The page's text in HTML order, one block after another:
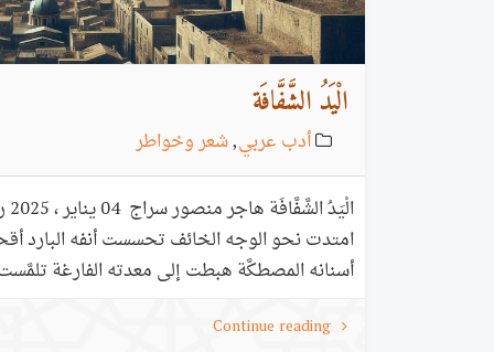
الْيَدُ الشَّفَّافَة
أدب عربي,شعر وخواطر
امتدت نحو الوجه الخائف تحسست أنفه البارد
أسنانه المصطكَّة هبطت إلى معدته الفارغة
الساكن. رأيتُ اليد الشفافة. رأيتها تمتد نحو
تحسست ذقنه المفلوق مسحت الشفتين
Continue reading